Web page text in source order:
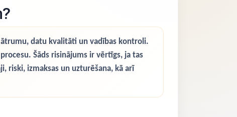
datu kvalitāti un vadības kontroli.
Šāds risinājums ir vērtīgs, ja tas
riski, izmaksas un uzturēšana, kā arī